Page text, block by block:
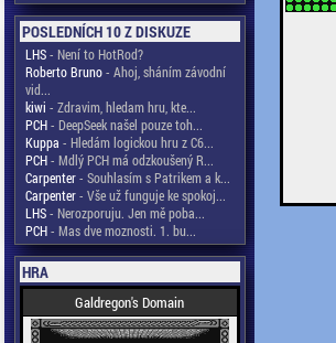
POSLEDNÍCH 10 Z DISKUZE
LHS- Není to HotRod?
Roberto Bruno- Ahoj, sháním závodní
vid...
kiwi - Zdravim, hledam hru, kte...
PCH- DeepSeek našel pouze toh...
Kuppa - Hledám logickou hru z C6...
PCH- Mdlý PCH má odzkoušený R...
Carpenter- Souhlasím s Patrikem a k...
Carpenter- Vše už funguje ke spokoj...
LHS- Nerozporuju. Jen mě poba...
PCH- Mas dve moznosti. 1. bu...
HRA
Galdregon's Domain